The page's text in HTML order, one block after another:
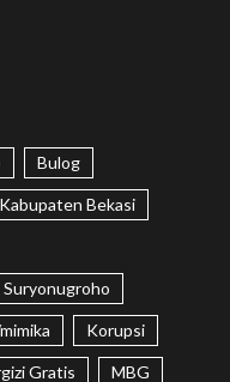
Bulog
Kabupaten Bekasi
Korupsi
Gratis MBG